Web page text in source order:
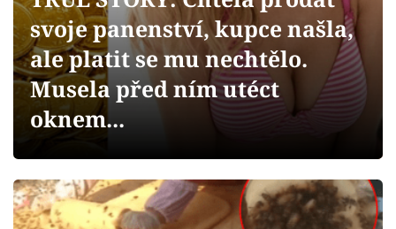
Videa
Sledujte prima+
Sledujte nás
svoje panenství, kupce našla,
ale platit se mu nechtělo.
Musela před ním utéct
oknem...